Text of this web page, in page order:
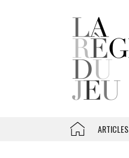
ARTICLES